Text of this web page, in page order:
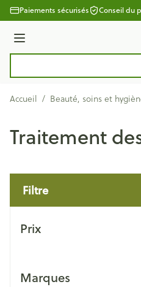
Aller au contenu
Paiements sécurisés Conseil du
Menu
Accueil / Beauté, soins et
Traitement
Filtre
Prix
Marques